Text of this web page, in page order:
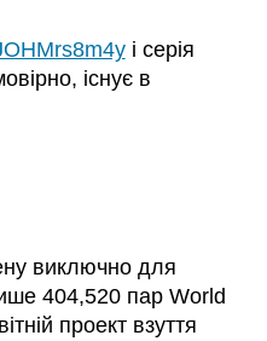
і серія
існує в
виключно для
404,520 пар World
проект взуття